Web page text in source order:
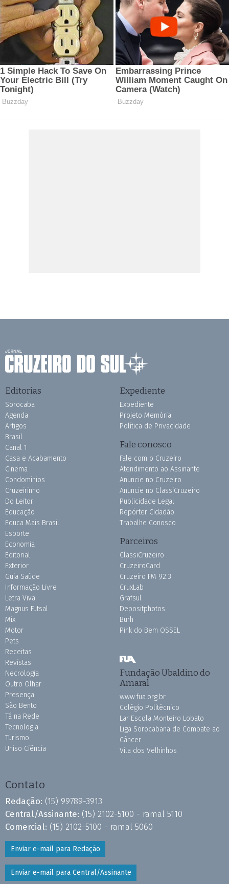
Editorias
Sorocaba
Agenda
Artigos
Brasil
Canal 1
Casa e Acabamento
Cinema
Condomínios
Cruzeirinho
Do Leitor
Educação
Educa Mais Brasil
Esporte
Economia
Editorial
Exterior
Guia Saúde
Informação Livre
Letra Viva
Magnus Futsal
Mix
Motor
Pets
Receitas
Revistas
Necrologia
Outro Olhar
Presença
São Bento
Tá na Rede
Tecnologia
Turismo
Uniso Ciência
Expediente
Expediente
Projeto Memória
Política de Privacidade
Fale conosco
Fale com o Cruzeiro
Atendimento ao Assinante
Anuncie no Cruzeiro
Anuncie no ClassiCruzeiro
Publicidade Legal
Repórter Cidadão
Trabalhe Conosco
Parceiros
ClassiCruzeiro
CruzeiroCard
Cruzeiro FM 92.3
CruxLab
Grafsul
Depositphotos
Burh
Pink do Bem OSSEL
Fundação Ubaldino do
Amaral
www.fua.org.br
Colégio Politécnico
Lar Escola Monteiro Lobato
Liga Sorocabana de Combate ao
Câncer
Vila dos Velhinhos
Contato
Redação: (15) 99789-3913
Central/Assinante: (15) 2102-5100 - ramal 5110
Comercial: (15) 2102-5100 - ramal 5060
Enviar e-mail para Redação
Enviar e-mail para Central/Assinante